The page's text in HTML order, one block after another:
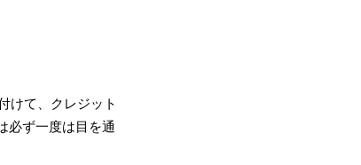
けて、クレジット
必ず一度は目を通